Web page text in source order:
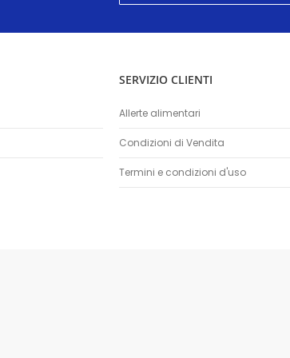
SERVIZIO CLIENTI
Allerte alimentari
Condizioni di Vendita
Termini e condizioni d'uso